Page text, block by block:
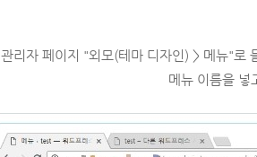
관리자 페이지 "외모(테마 디자인) > 메뉴"로
메뉴 이름을 넣